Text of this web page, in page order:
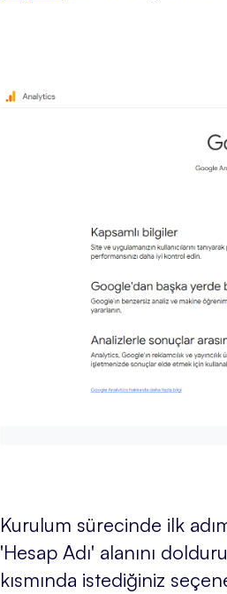
Kurulum sürecinde ilk
'Hesap Adı' alanını
kısmında istediğiniz